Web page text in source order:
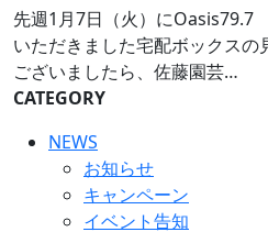
先週1月7日（火）に
いただきました宅配ボックス
ございましたら、佐藤園芸…
CATEGORY
NEWS
お知らせ
キャンペーン
イベント告知